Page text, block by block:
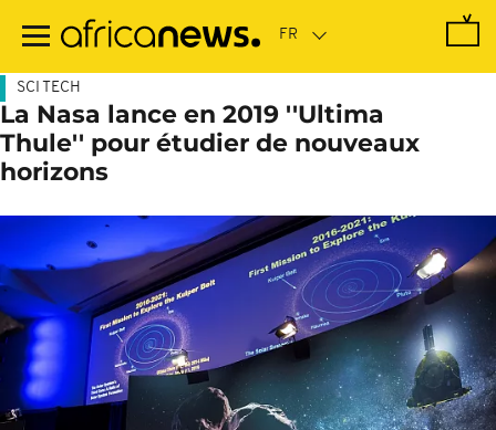
contenu
SCI TECH
La Nasa lance en 2019 ''Ultima
Thule'' pour étudier de nouveaux
horizons